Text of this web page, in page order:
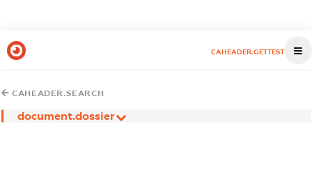
CAHEADER.GETTEST
CAHEADER.SEARCH
document.dossier